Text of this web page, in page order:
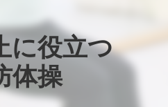
に役立つ
体操